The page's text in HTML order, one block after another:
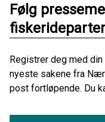
Følg
Registrer deg med
nyeste sakene fra
post fortløpende. Du